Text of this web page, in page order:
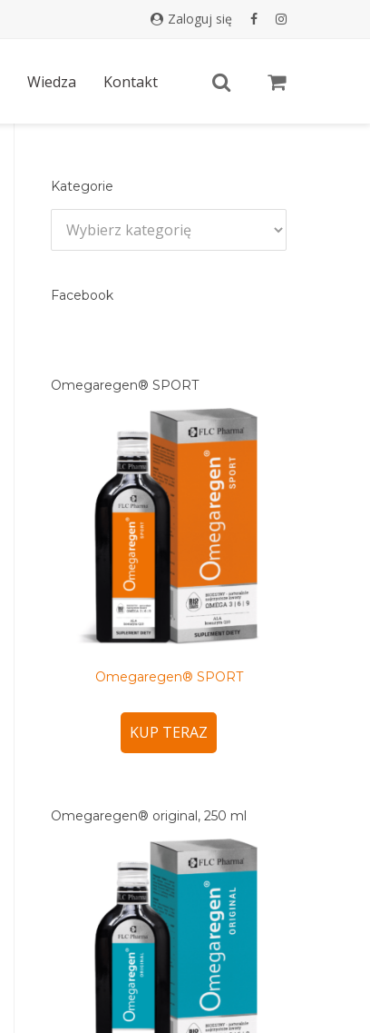
zaloguj się
Wiedza Kontakt
Kategorie
Facebook
Omegaregen® SPORT
Omegaregen® SPORT
KUP TERAZ
Omegaregen® original, 250 ml